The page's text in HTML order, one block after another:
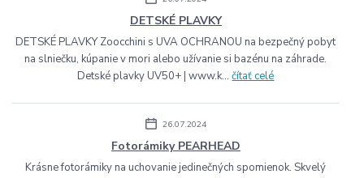
DETSKÉ PLAVKY
DETSKÉ PLAVKY Zoocchini s UVA OCHRANOU na bezpečný pobyt
na slniečku, kúpanie v mori alebo užívanie si bazénu na záhrade.
Detské plavky UV50+ | www.k...čítať celé
26.07.2024
Fotorámiky PEARHEAD
Krásne fotorámiky na uchovanie jedinečných spomienok. Skvelý